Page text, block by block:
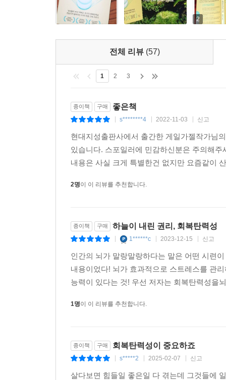
2
전체 리뷰 (57)
1 2 3
종이책 구매 좋은책
s********4 2022-11-03 신고
현대지성출판사에서 출간한 게일가젤작가님
있습니다. 스포일러에 민감하신분은 주의해
내용은 사실 크게 특별한건 없지만 요즘같이
2명이 이 리뷰를 추천합니다.
종이책 구매 하늘이 내린 권리, 회복탄력성
1******c 2023-12-15 신고
인간의 뇌가 말랑말랑하다는 말은 어떤 시련
내용이었다! 뇌가 효과적으로 스트레스를 관
능력이 있다는 것! 우선 저자는 회복탄력성을
1명이 이 리뷰를 추천합니다.
종이책 구매 회복탄력성이 중요하죠
s*****2 2025-02-07 신고
살다보면 힘들일 좋은일 다 겪는데 그것들에